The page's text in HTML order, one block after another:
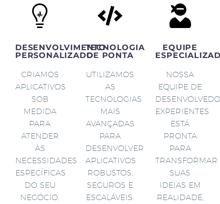
DESENVOLVIMENTO
PERSONALIZADO
CRIAMOS
APLICATIVOS
SOB
MEDIDA
PARA
ATENDER
ÀS
NECESSIDADES
ESPECÍFICAS
DO SEU
NEGÓCIO,
TECNOLOGIA
DE PONTA
UTILIZAMOS
AS
TECNOLOGIAS
MAIS
AVANÇADAS
PARA
DESENVOLVER
APLICATIVOS
ROBUSTOS,
SEGUROS E
ESCALÁVEIS.
EQUIPE
NOSSA
EQUIPE DE
EXPERIENTES
ESTÁ
PRONTA
PARA
TRANSFORMAR
SUAS
IDEIAS EM
REALIDADE,